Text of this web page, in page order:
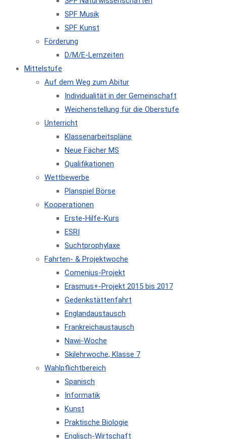
SPF Musik
SPF Kunst
Förderung
D/M/E-Lernzeiten
Mittelstufe
Auf dem Weg zum Abitur
Individualität in der Gemeinschaft
Weichenstellung für die Oberstufe
Unterricht
Klassenarbeitspläne
Neue Fächer MS
Qualifikationen
Wettbewerbe
Planspiel Börse
Kooperationen
Erste-Hilfe-Kurs
ESRI
Suchtprophylaxe
Fahrten- & Projektwoche
Comenius-Projekt
Erasmus+-Projekt 2015 bis 2017
Gedenkstättenfahrt
Englandaustausch
Frankreichaustausch
Nawi-Woche
Skilehrwoche, Klasse 7
Wahlpflichtbereich
Spanisch
Informatik
Kunst
Praktische Biologie
Englisch-Wirtschaft